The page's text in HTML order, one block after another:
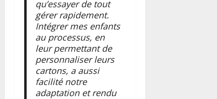
qu’essayer de tout
gérer rapidement.
Intégrer mes enfants
au processus, en
leur permettant de
personnaliser leurs
cartons, a aussi
facilité notre
adaptation et rendu